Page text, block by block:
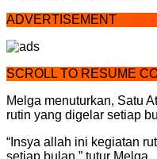
ADVERTISEMENT
SCROLL TO RESUME
Melga menuturkan, Satu
rutin yang digelar setiap
“Insya allah ini kegiatan
setiap bulan,” tutur Melga.